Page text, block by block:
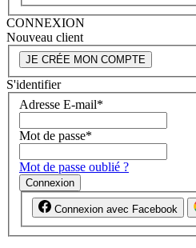
CONNEXION
Nouveau client
JE CRÉE MON COMPTE
S'identifier
Adresse E-mail*
Mot de passe*
Mot de passe oublié ?
Connexion
Connexion avec Facebook